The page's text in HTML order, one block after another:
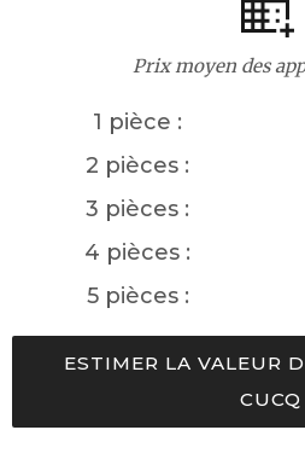
Prix moyen des
1 pièce :
2 pièces :
3 pièces :
4 pièces :
5 pièces :
ESTIMER LA VALEUR
CUCQ